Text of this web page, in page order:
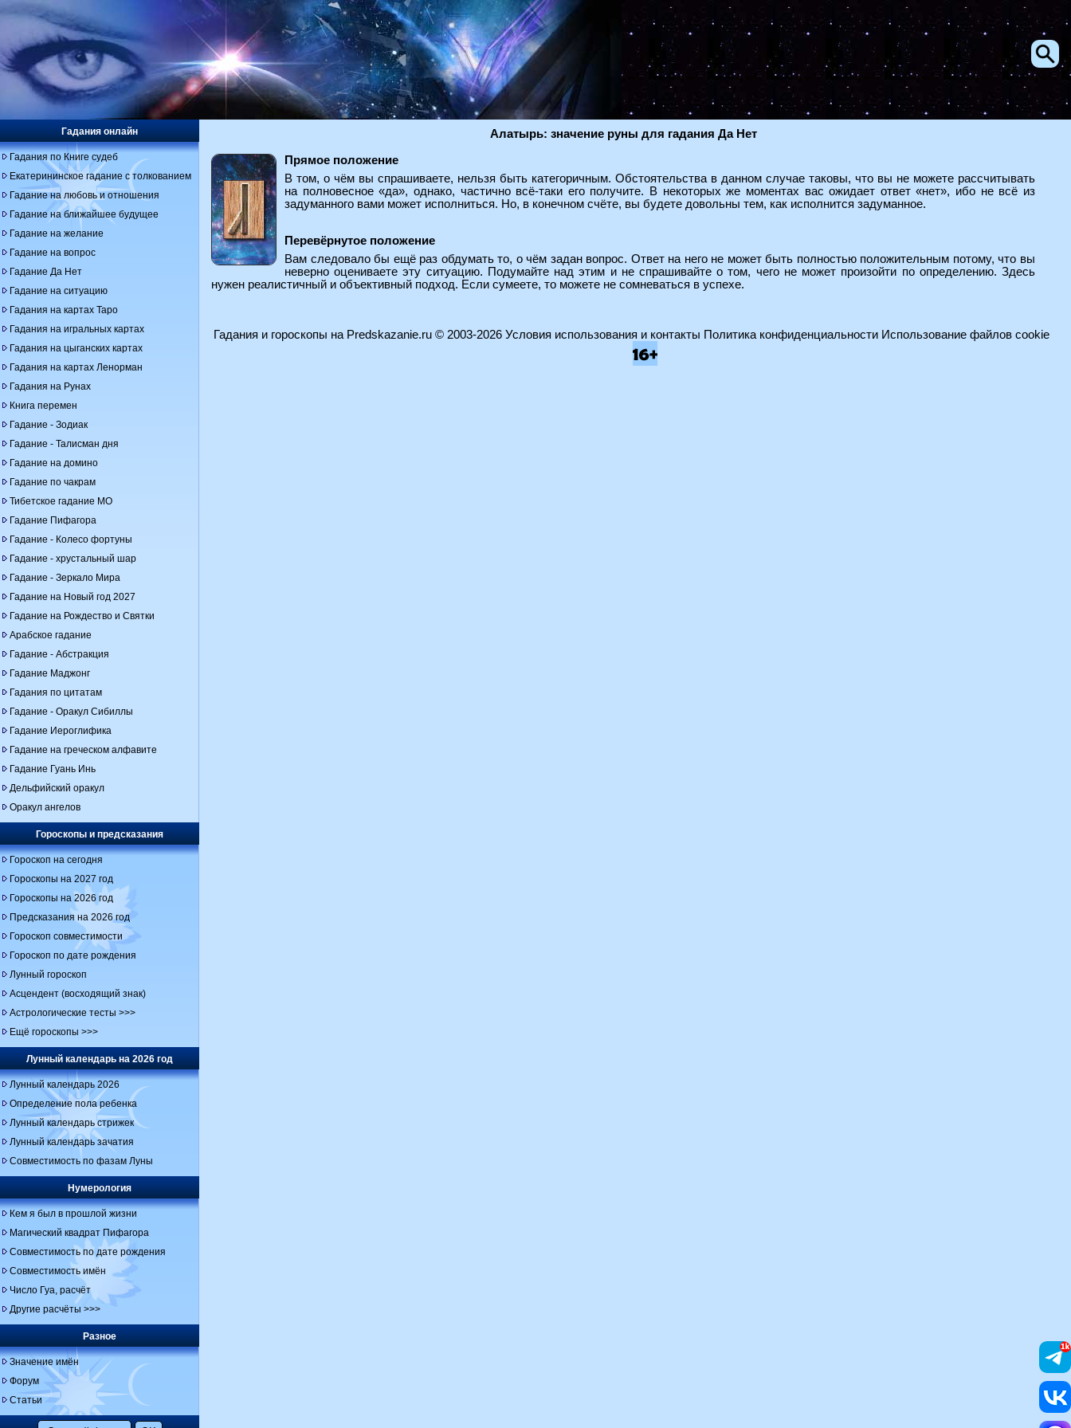
Алатырь: значение руны для гадания Да Нет
Прямое положение
В том, о чём вы спрашиваете, нельзя быть категоричным. Обстоятельства в данном случае таковы, что вы не можете рассчитывать
на полновесное «да», однако, частично всё-таки его получите. В некоторых же моментах вас ожидает ответ «нет», ибо не всё из
задуманного вами может исполниться. Но, в конечном счёте, вы будете довольны тем, как исполнится задуманное.
Перевёрнутое положение
Вам следовало бы ещё раз обдумать то, о чём задан вопрос. Ответ на него не может быть полностью положительным потому, что вы
неверно оцениваете эту ситуацию. Подумайте над этим и не спрашивайте о том, чего не может произойти по определению. Здесь
нужен реалистичный и объективный подход. Если сумеете, то можете не сомневаться в успехе.
Гадания онлайн
Гадания по Книге судеб
Екатерининское гадание с толкованием
Гадание на любовь и отношения
Гадание на ближайшее будущее
Гадание на желание
Гадание на вопрос
Гадание Да Нет
Гадание на ситуацию
Гадания на картах Таро
Гадания на игральных картах
Гадания на цыганских картах
Гадания на картах Ленорман
Гадания на Рунах
Книга перемен
Гадание - Зодиак
Гадание - Талисман дня
Гадание на домино
Гадание по чакрам
Тибетское гадание МО
Гадание Пифагора
Гадание - Колесо фортуны
Гадание - хрустальный шар
Гадание - Зеркало Мира
Гадание на Новый год 2027
Гадание на Рождество и Святки
Арабское гадание
Гадание - Абстракция
Гадание Маджонг
Гадания по цитатам
Гадание - Оракул Сибиллы
Гадание Иероглифика
Гадание на греческом алфавите
Гадание Гуань Инь
Дельфийский оракул
Оракул ангелов
Гороскопы и предсказания
Гороскоп на сегодня
Гороскопы на 2027 год
Гороскопы на 2026 год
Предсказания на 2026 год
Гороскоп совместимости
Гороскоп по дате рождения
Лунный гороскоп
Асцендент (восходящий знак)
Астрологические тесты >>>
Ещё гороскопы >>>
Лунный календарь на 2026 год
Лунный календарь 2026
Определение пола ребенка
Лунный календарь стрижек
Лунный календарь зачатия
Совместимость по фазам Луны
Нумерология
Кем я был в прошлой жизни
Магический квадрат Пифагора
Совместимость по дате рождения
Совместимость имён
Число Гуа, расчёт
Другие расчёты >>>
Разное
Значение имён
Форум
Статьи
Гадания и гороскопы на Predskazanie.ru© 2003-2026 Условия использования и контакты Политика конфиденциальности Использование файлов cookie